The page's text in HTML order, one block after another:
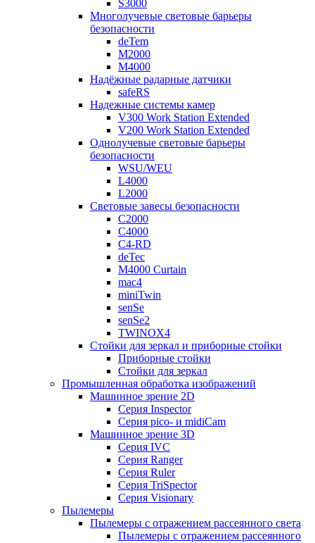
S3000
Многолучевые световые барьеры
безопасности
deTem
M2000
M4000
Надёжные радарные датчики
safeRS
Надежные системы камер
V300 Work Station Extended
V200 Work Station Extended
Однолучевые световые барьеры
безопасности
WSU/WEU
L4000
L2000
Световые завесы безопасности
C2000
C4000
C4-RD
deTec
M4000 Curtain
mac4
miniTwin
senSe
senSe2
TWINOX4
Стойки для зеркал и приборные стойки
Приборные стойки
Стойки для зеркал
Промышленная обработка изображений
Машинное зрение 2D
Серия Inspector
Серия pico- и midiCam
Машинное зрение 3D
Серия IVC
Серия Ranger
Серия Ruler
Серия TriSpector
Серия Visionary
Пылемеры
Пылемеры с отражением рассеянного света
Пылемеры с отражением рассеянного